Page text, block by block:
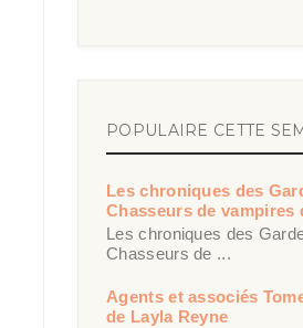
POPULAIRE CETTE
Les chroniques des
Chasseurs de vampires
Les chroniques des
Chasseurs de ...
Agents et associés
de Layla Reyne